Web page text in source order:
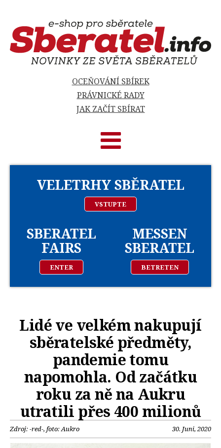
OCEŇOVÁNÍ SBÍREK
PRÁVNICKÉ RADY
JAK ZAČÍT SBÍRAT
VELETRHY SBĚRATEL
VSTUPTE
SBERATEL
FAIRS
ENTER
MESSEN
SBERATEL
BETRETEN
Lidé ve velkém nakupují
sběratelské předměty,
pandemie tomu
napomohla. Od začátku
roku za ně na Aukru
utratili přes 400 milionů
Zdroj: -red-, foto: Aukro 30. Juni, 2020